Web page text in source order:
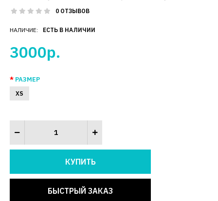
0 ОТЗЫВОВ
НАЛИЧИЕ: ЕСТЬ В НАЛИЧИИ
3000р.
РАЗМЕР
XS
БЫСТРЫЙ ЗАКАЗ